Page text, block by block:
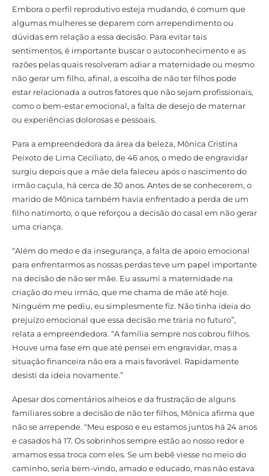
Embora o perfil reprodutivo esteja mudando, é comum que
algumas mulheres se deparem com arrependimento ou
dúvidas em relação a essa decisão. Para evitar tais
sentimentos, é importante buscar o autoconhecimento e as
razões pelas quais resolveram adiar a maternidade ou mesmo
não gerar um filho, afinal, a escolha de não ter filhos pode
estar relacionada a outros fatores que não sejam profissionais,
como o bem-estar emocional, a falta de desejo de maternar
ou experiências dolorosas e pessoais.
Para a empreendedora da área da beleza, Mônica Cristina
Peixoto de Lima Ceciliato, de 46 anos, o medo de engravidar
surgiu depois que a mãe dela faleceu após o nascimento do
irmão caçula, há cerca de 30 anos. Antes de se conhecerem, o
marido de Mônica também havia enfrentado a perda de um
filho natimorto, o que reforçou a decisão do casal em não gerar
uma criança.
“Além do medo e da insegurança, a falta de apoio emocional
para enfrentarmos as nossas perdas teve um papel importante
na decisão de não ser mãe. Eu assumi a maternidade na
criação do meu irmão, que me chama de mãe até hoje.
Ninguém me pediu, eu simplesmente fiz. Não tinha ideia do
prejuízo emocional que essa decisão me traria no futuro”,
relata a empreendedora. “A família sempre nos cobrou filhos.
Houve uma fase em que até pensei em engravidar, mas a
situação financeira não era a mais favorável. Rapidamente
desisti da ideia novamente.”
Apesar dos comentários alheios e da frustração de alguns
familiares sobre a decisão de não ter filhos, Mônica afirma que
não se arrepende. “Meu esposo e eu estamos juntos há 24 anos
e casados há 17. Os sobrinhos sempre estão ao nosso redor e
amamos essa troca com eles. Se um bebê viesse no meio do
caminho, seria bem-vindo, amado e educado, mas não estava